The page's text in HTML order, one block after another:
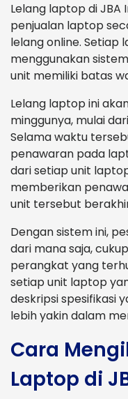
Lelang laptop di JBA
penjualan laptop
lelang online. Setiap
menggunakan sistem
unit memiliki batas
Lelang laptop ini
minggunya, mulai dari
Selama waktu
penawaran pada
dari setiap unit
memberikan
unit tersebut
Dengan sistem ini,
dari mana saja,
perangkat yang
setiap unit laptop
deskripsi spesifikasi
lebih yakin dalam
Cara
Laptop di